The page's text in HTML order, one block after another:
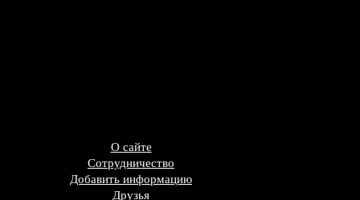
О сайте
Сотрудничество
Добавить информацию
Друзья